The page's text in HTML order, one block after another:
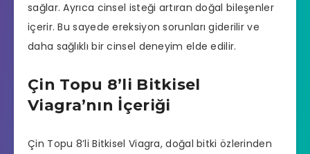
sağlar. Ayrıca cinsel isteği artıran doğal bileşenler
içerir. Bu sayede ereksiyon sorunları giderilir ve
daha sağlıklı bir cinsel deneyim elde edilir.
Çin Topu 8’li Bitkisel
Viagra’nın İçeriği
Çin Topu 8’li Bitkisel Viagra, doğal bitki özlerinden